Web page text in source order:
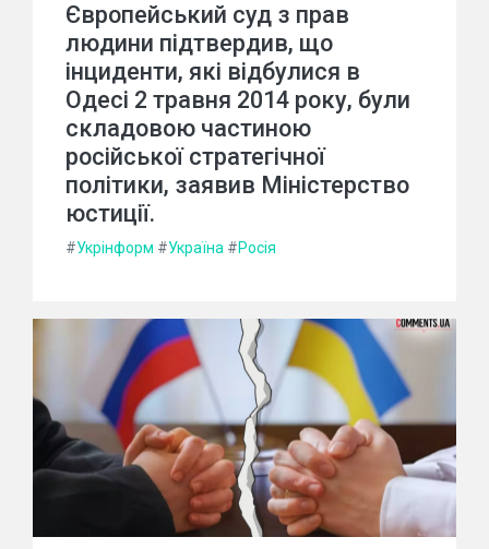
Європейський суд з прав
людини підтвердив, що
інциденти, які відбулися в
Одесі 2 травня 2014 року, були
складовою частиною
російської стратегічної
політики, заявив Міністерство
юстиції.
#Укрінформ #Україна #Росія